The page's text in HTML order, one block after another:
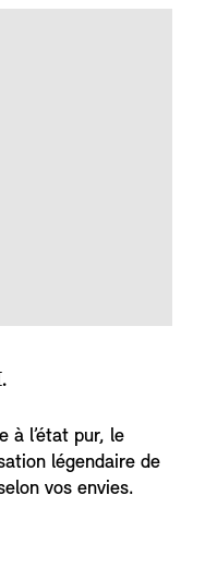
à l’état pur, le
légendaire de
vos envies.